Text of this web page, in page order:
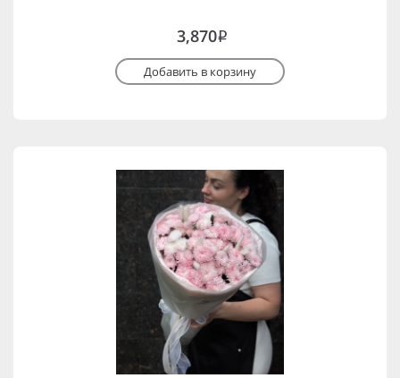
3,870i
Добавить в корзину